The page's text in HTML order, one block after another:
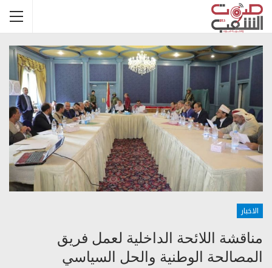
الاخبار
مناقشة اللائحة الداخلية لعمل فريق
المصالحة الوطنية والحل السياسي